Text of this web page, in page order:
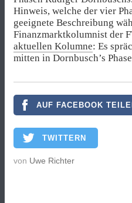
Hinweis, welche der vier
geeignete Beschreibung
Finanzmarktkolumnist der
aktuellen Kolumne: Es
mitten in Dornbusch’s
AUF FACEBOOK
TWITTERN
von Uwe Richter